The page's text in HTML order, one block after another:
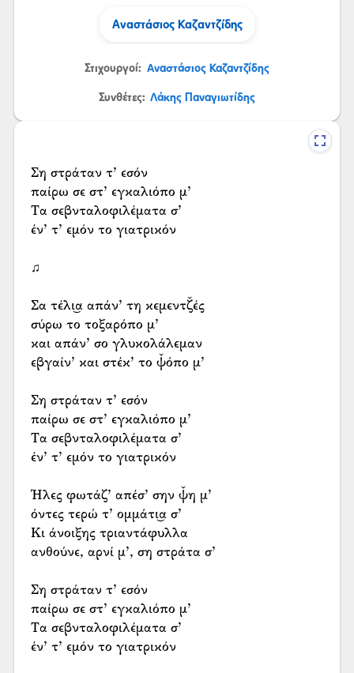
Αναστάσιος Καζαντζίδης
Στιχουργοί: Αναστάσιος Καζαντζίδης
Συνθέτες: Λάκης Παναγιωτίδης
Ση στράταν τ’ εσόν
παίρω σε στ’ εγκαλιόπο μ’
Τα σεβνταλοφιλέματα σ’
έν’ τ’ εμόν το γιατρικόν
♫
Σα τέλι͜α απάν’ τη κεμεντζ̌ές
σύρω το τοξαρόπο μ’
και απάν’ σο γλυκολάλεμαν
εβγαίν’ και στέκ’ το ψ̌όπο μ’
Ση στράταν τ’ εσόν
παίρω σε στ’ εγκαλιόπο μ’
Τα σεβνταλοφιλέματα σ’
έν’ τ’ εμόν το γιατρικόν
Ήλες φωτάζ’ απέσ’ σην ψ̌η μ’
όντες τερώ τ’ ομμάτι͜α σ’
Κι άνοιξης τριαντάφυλλα
ανθούνε, αρνί μ’, ση στράτα σ’
Ση στράταν τ’ εσόν
παίρω σε στ’ εγκαλιόπο μ’
Τα σεβνταλοφιλέματα σ’
έν’ τ’ εμόν το γιατρικόν